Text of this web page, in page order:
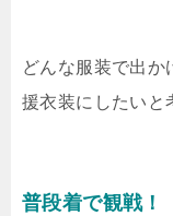
どんな服装で出か
援衣装にしたいと
普段着で観戦！